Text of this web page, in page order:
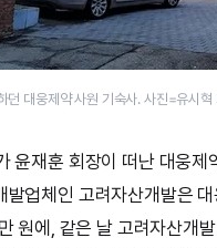
던 대웅제약 사원 기숙사. 사진=유시혁
윤재훈 회장이 떠난 대웅
업체인 고려자산개발은
원에, 같은 날 고려자산개